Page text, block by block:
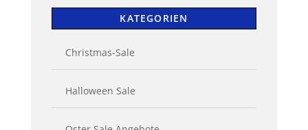
KATEGORIEN
Christmas-Sale
Halloween Sale